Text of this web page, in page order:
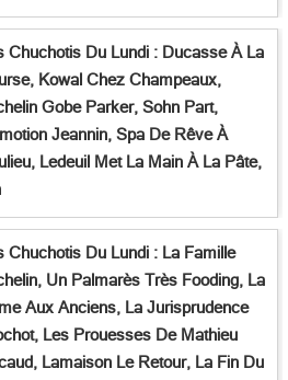
Chuchotis Du Lundi : Ducasse À La
Kowal Chez Champeaux,
Gobe Parker, Sohn Part,
Jeannin, Spa De Rêve À
Ledeuil Met La Main À La Pâte,
Chuchotis Du Lundi : La Famille
Un Palmarès Très Fooding, La
Aux Anciens, La Jurisprudence
Les Prouesses De Mathieu
Lamaison Le Retour, La Fin Du